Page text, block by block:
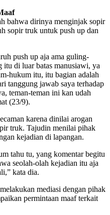
bahwa dirinya menginjak sopir
sopir truk untuk push up dan
push up aja ama guling-
itu di luar batas manusiawi, ya
hukum itu, itu bagian adalah
tanggung jawab saya terhadap
teman-teman ini kan udah
(23/9).
karena dinilai arogan
truk. Tajudin menilai pihak
kejadian di lapangan.
tahu tu, yang komentar begitu
seolah-olah kejadian itu aja
kata dia.
mediasi dengan pihak
permintaan maaf terkait